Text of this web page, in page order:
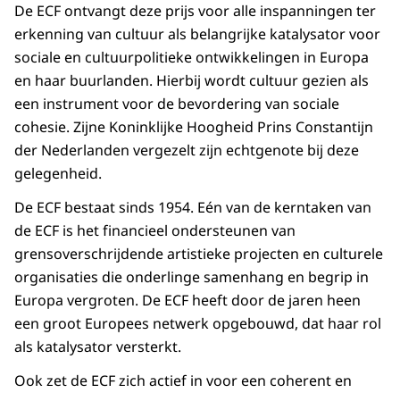
De ECF ontvangt deze prijs voor alle inspanningen ter
erkenning van cultuur als belangrijke katalysator voor
sociale en cultuurpolitieke ontwikkelingen in Europa
en haar buurlanden. Hierbij wordt cultuur gezien als
een instrument voor de bevordering van sociale
cohesie. Zijne Koninklijke Hoogheid Prins Constantijn
der Nederlanden vergezelt zijn echtgenote bij deze
gelegenheid.
De ECF bestaat sinds 1954. Eén van de kerntaken van
de ECF is het financieel ondersteunen van
grensoverschrijdende artistieke projecten en culturele
organisaties die onderlinge samenhang en begrip in
Europa vergroten. De ECF heeft door de jaren heen
een groot Europees netwerk opgebouwd, dat haar rol
als katalysator versterkt.
Ook zet de ECF zich actief in voor een coherent en